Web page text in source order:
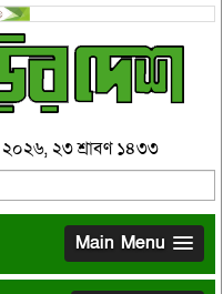
২৩ শ্রাবণ ১৪৩৩
Main Menu